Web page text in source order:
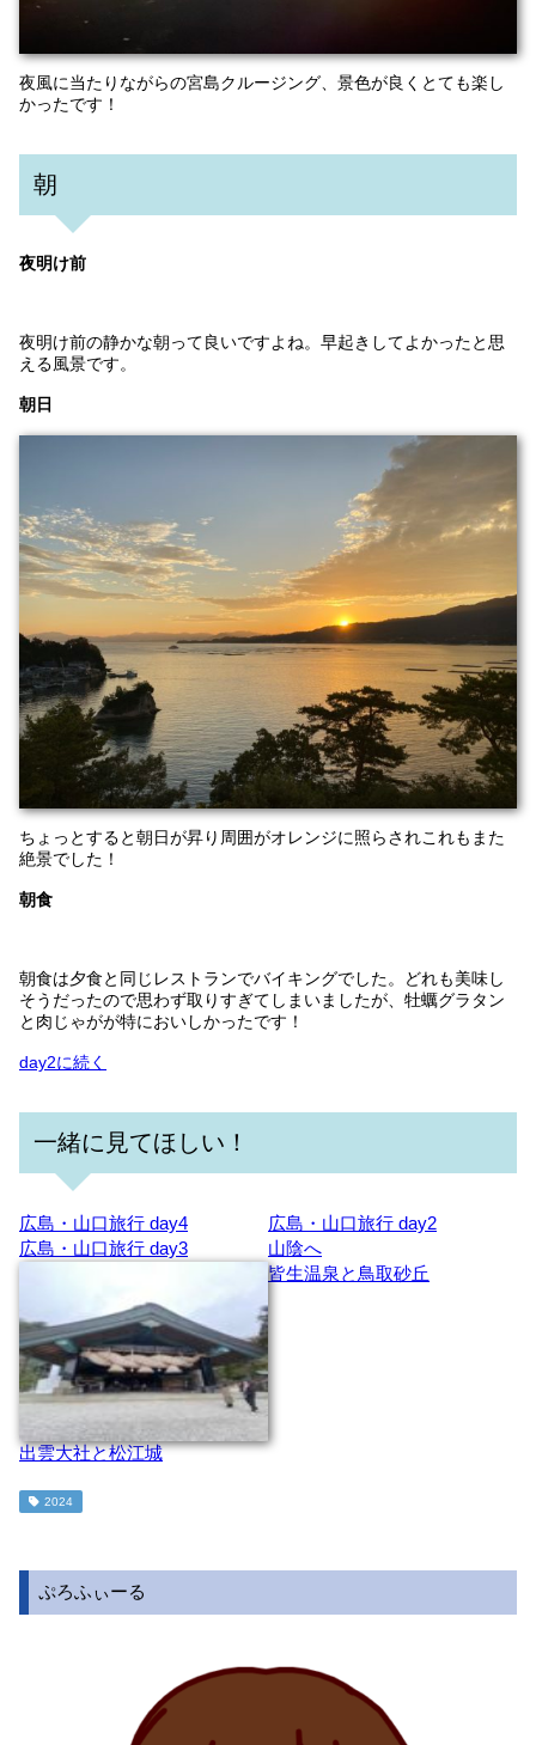
夜風に当たりながらの宮島クルージング、景色が良くとても楽し
かったです！
朝
夜明け前
夜明け前の静かな朝って良いですよね。早起きしてよかったと思
える風景です。
朝日
ちょっとすると朝日が昇り周囲がオレンジに照らされこれもまた
絶景でした！
朝食
朝食は夕食と同じレストランでバイキングでした。どれも美味し
そうだったので思わず取りすぎてしまいましたが、牡蠣グラタン
と肉じゃがが特においしかったです！
day2に続く
一緒に見てほしい！
広島・山口旅行 day4
広島・山口旅行 day2
広島・山口旅行 day3
山陰へ
出雲大社と松江城
皆生温泉と鳥取砂丘
2024
ぷろふぃーる